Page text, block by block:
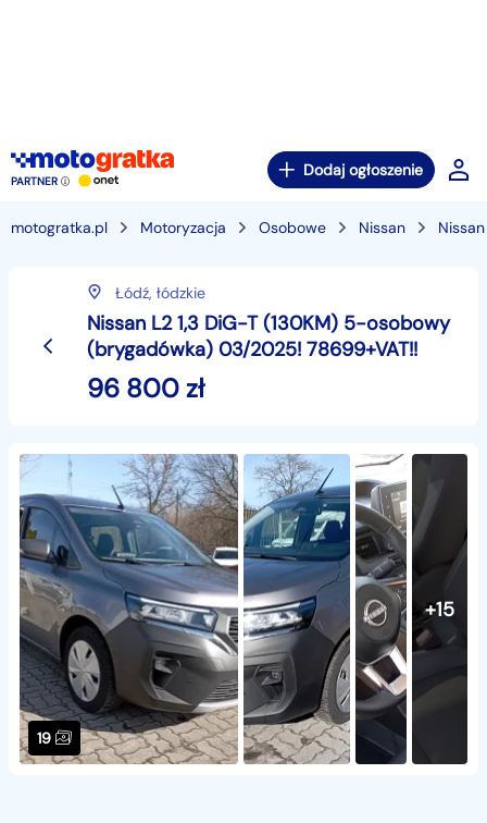
PARTNER
Dodaj ogłoszenie
motogratka.pl Motoryzacja Osobowe Nissan
Łódź, łódzkie
Nissan L2 1,3 DiG-T (130KM) 5-osobowy
(brygadówka) 03/2025! 78699+VAT!!
96 800zł
19
+15